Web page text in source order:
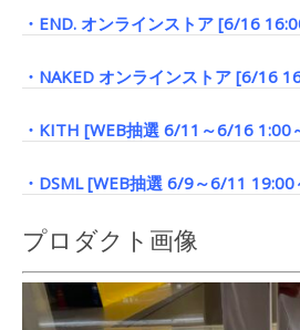
・END. オンラインストア [6/16
・NAKED オンラインストア [6/16
・KITH [WEB抽選 6/11～6/16 1:00
・DSML [WEB抽選 6/9～6/11 19:00
プロダクト画像